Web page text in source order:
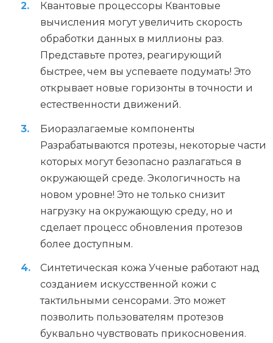
Квантовые процессоры Квантовые
вычисления могут увеличить скорость
обработки данных в миллионы раз.
Представьте протез, реагирующий
быстрее, чем вы успеваете подумать! Это
открывает новые горизонты в точности и
естественности движений.
Биоразлагаемые компоненты
Разрабатываются протезы, некоторые части
которых могут безопасно разлагаться в
окружающей среде. Экологичность на
новом уровне! Это не только снизит
нагрузку на окружающую среду, но и
сделает процесс обновления протезов
более доступным.
Синтетическая кожа Ученые работают над
созданием искусственной кожи с
тактильными сенсорами. Это может
позволить пользователям протезов
буквально чувствовать прикосновения.